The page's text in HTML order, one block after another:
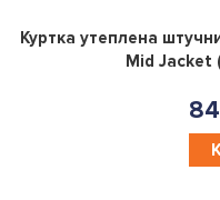
Куртка утеплена
Mid Jacket